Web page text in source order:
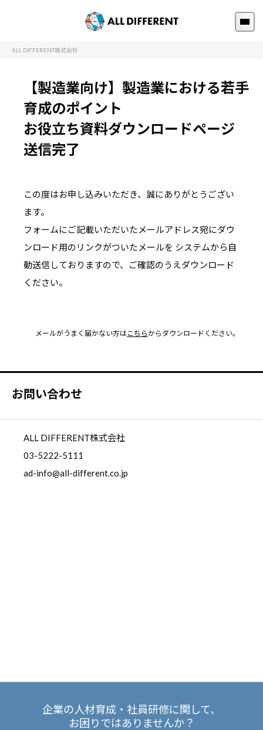
ALL DIFFERENT株式会社
【製造業向け】製造業における若手
育成のポイント
お役立ち資料ダウンロードページ
送信完了
この度はお申し込みいただき、誠にありがとうござい
ます。
フォームにご記載いただいたメールアドレス宛にダウ
ンロード用のリンクがついたメールを システムから自
動送信しておりますので、ご確認のうえダウンロード
ください。
メールがうまく届かない方はこちら からダウンロードください。
お問い合わせ
ALL DIFFERENT株式会社
03-5222-5111
ad-info@all-different.co.jp
企業の人材育成・社員研修に関して、
お困りではありませんか？